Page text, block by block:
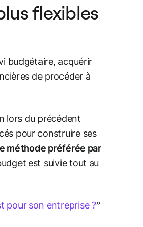
flexibles
budgétaire, acquérir
de procéder à
lors du précédent
pour construire ses
méthode préférée par
est suivie tout au
pour son entreprise ?”